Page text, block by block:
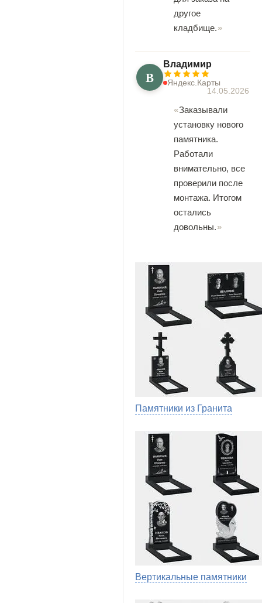
другое
кладбище.
В
Владимир
Яндекс.Карты
14.05.2026
Заказывали
установку нового
памятника.
Работали
внимательно, все
проверили после
монтажа. Итогом
остались
довольны.
Памятники из Гранита
Вертикальные памятники